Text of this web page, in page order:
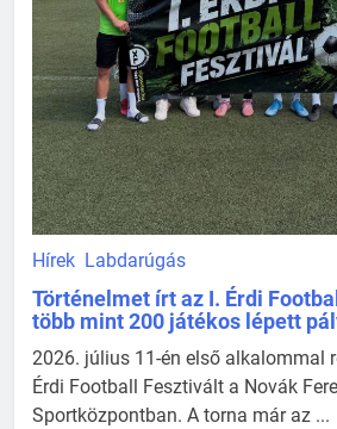
Hírek Labdarúgás
Történelmet írt az I. Érdi
több mint 200 játékos lépett
2026. július 11-én első alkalommal
Érdi Football Fesztivált a Novák
Sportközpontban. A torna már az ...